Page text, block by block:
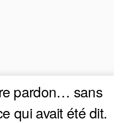
pardon… sans
qui avait été dit.